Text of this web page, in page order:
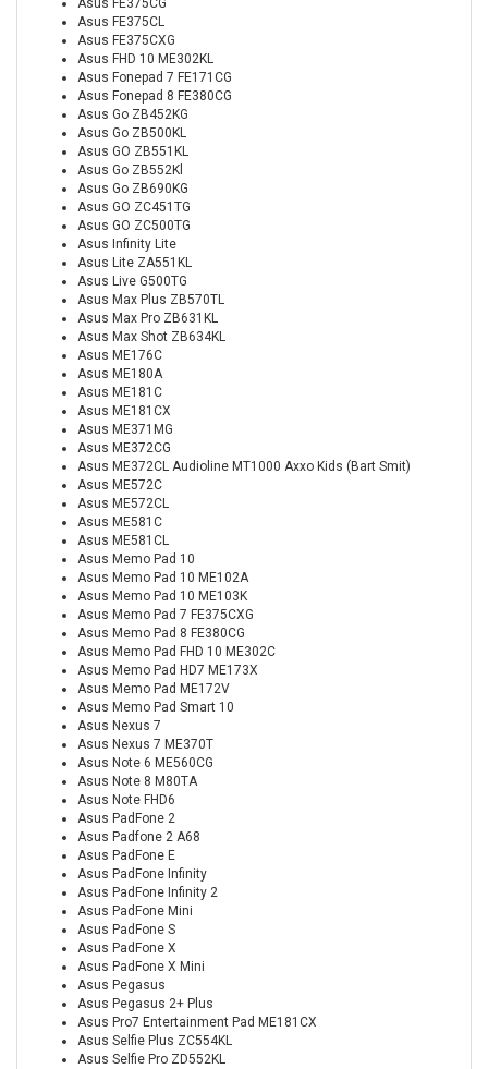
Asus FE375CG
Asus FE375CL
Asus FE375CXG
Asus FHD 10 ME302KL
Asus Fonepad 7 FE171CG
Asus Fonepad 8 FE380CG
Asus Go ZB452KG
Asus Go ZB500KL
Asus GO ZB551KL
Asus Go ZB552Kl
Asus Go ZB690KG
Asus GO ZC451TG
Asus GO ZC500TG
Asus Infinity Lite
Asus Lite ZA551KL
Asus Live G500TG
Asus Max Plus ZB570TL
Asus Max Pro ZB631KL
Asus Max Shot ZB634KL
Asus ME176C
Asus ME180A
Asus ME181C
Asus ME181CX
Asus ME371MG
Asus ME372CG
Asus ME372CL Audioline MT1000 Axxo Kids (Bart Smit)
Asus ME572C
Asus ME572CL
Asus ME581C
Asus ME581CL
Asus Memo Pad 10
Asus Memo Pad 10 ME102A
Asus Memo Pad 10 ME103K
Asus Memo Pad 7 FE375CXG
Asus Memo Pad 8 FE380CG
Asus Memo Pad FHD 10 ME302C
Asus Memo Pad HD7 ME173X
Asus Memo Pad ME172V
Asus Memo Pad Smart 10
Asus Nexus 7
Asus Nexus 7 ME370T
Asus Note 6 ME560CG
Asus Note 8 M80TA
Asus Note FHD6
Asus PadFone 2
Asus Padfone 2 A68
Asus PadFone E
Asus PadFone Infinity
Asus PadFone Infinity 2
Asus PadFone Mini
Asus PadFone S
Asus PadFone X
Asus PadFone X Mini
Asus Pegasus
Asus Pegasus 2+ Plus
Asus Pro7 Entertainment Pad ME181CX
Asus Selfie Plus ZC554KL
Asus Selfie Pro ZD552KL